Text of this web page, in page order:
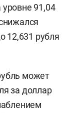
уровне 91,04
12,631 рубля
может
за доллар